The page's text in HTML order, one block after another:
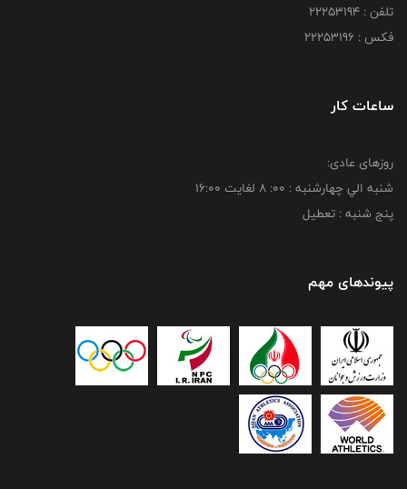
تلفن : 22253194
فکس : 22253196
ساعات کار
روزهای عادی:
شنبه الي چهارشنبه : 00: 8 لغايت 16:00
پنج شنبه : تعطیل
پیوندهای مهم